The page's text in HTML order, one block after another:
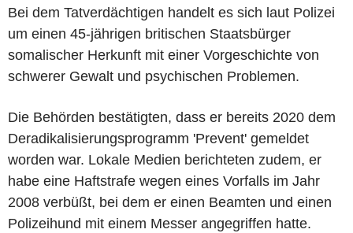
Bei dem Tatverdächtigen handelt es sich laut Polizei
um einen 45-jährigen britischen Staatsbürger
somalischer Herkunft mit einer Vorgeschichte von
schwerer Gewalt und psychischen Problemen.
Die Behörden bestätigten, dass er bereits 2020 dem
Deradikalisierungsprogramm 'Prevent' gemeldet
worden war. Lokale Medien berichteten zudem, er
habe eine Haftstrafe wegen eines Vorfalls im Jahr
2008 verbüßt, bei dem er einen Beamten und einen
Polizeihund mit einem Messer angegriffen hatte.